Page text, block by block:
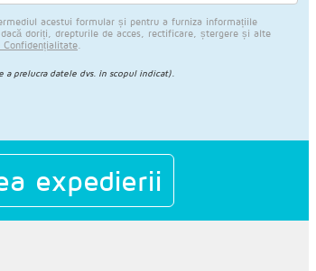
acestui formular și pentru a furniza informațiile
doriți, drepturile de acces, rectificare, ștergere și alte
Confidențialitate
prelucra datele dvs. în scopul indicat).
expedierii